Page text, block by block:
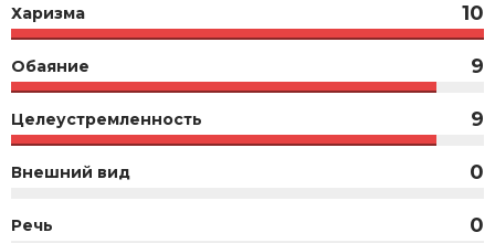
Харизма 10
Обаяние 9
Целеустремленность 9
Внешний вид 0
Речь 0